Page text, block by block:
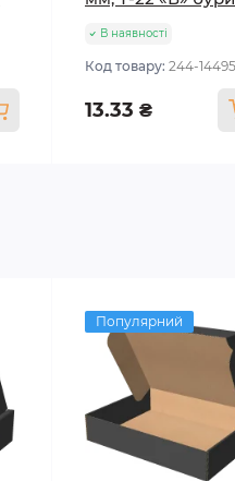
В наявності
Код товару: 244-
13.33 ₴
Популярний